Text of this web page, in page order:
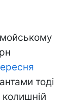
тоді